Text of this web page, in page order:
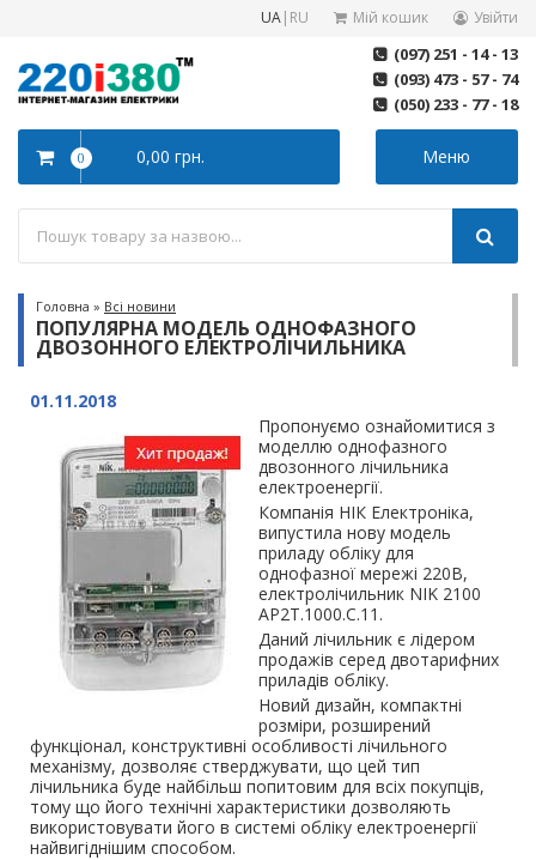
UA| RU Мій кошик Увійти
(097) 251 - 14 - 13
(093) 473 - 57 - 74
(050) 233 - 77 - 18
Меню
0 0,00 грн.
Головна » Всі новини
ПОПУЛЯРНА МОДЕЛЬ ОДНОФАЗНОГО
ДВОЗОННОГО ЕЛЕКТРОЛІЧИЛЬНИКА
01.11.2018
Пропонуємо ознайомитися з
моделлю однофазного
двозонного лічильника
електроенергії.
Компанія НІК Електроніка,
випустила нову модель
приладу обліку для
однофазної мережі 220В,
електролічильник NIK 2100
AP2T.1000.C.11.
Даний лічильник є лідером
продажів серед двотарифних
приладів обліку.
Новий дизайн, компактні
розміри, розширений
функціонал, конструктивні особливості лічильного
механізму, дозволяє стверджувати, що цей тип
лічильника буде найбільш попитовим для всіх покупців,
тому що його технічні характеристики дозволяють
використовувати його в системі обліку електроенергії
найвигіднішим способом.